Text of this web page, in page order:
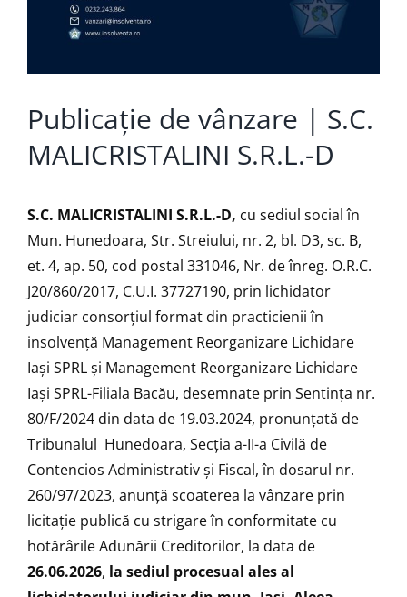
Publicație de vânzare | S.C.
MALICRISTALINI S.R.L.-D
S.C. MALICRISTALINI S.R.L.-D, cu sediul social în
Mun. Hunedoara, Str. Streiului, nr. 2, bl. D3, sc. B,
et. 4, ap. 50, cod postal 331046, Nr. de înreg. O.R.C.
J20/860/2017, C.U.I. 37727190, prin lichidator
judiciar consorţiul format din practicienii în
insolvență Management Reorganizare Lichidare
Iaşi SPRL şi Management Reorganizare Lichidare
Iaşi SPRL-Filiala Bacău, desemnate prin Sentința nr.
80/F/2024 din data de 19.03.2024, pronunţată de
Tribunalul Hunedoara, Secția a-II-a Civilă de
Contencios Administrativ și Fiscal, în dosarul nr.
260/97/2023, anunţă scoaterea la vânzare prin
licitaţie publică cu strigare în conformitate cu
hotărârile Adunării Creditorilor, la data de
26.06.2026, la sediul procesual ales al